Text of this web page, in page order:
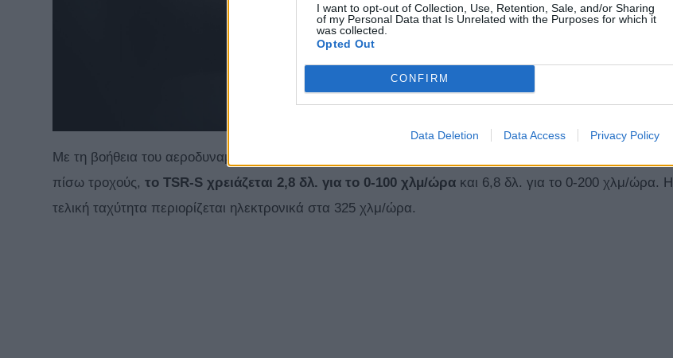
I want to opt-out of Collection, Use, Retention, Sale, and/or Sharing
of my Personal Data that Is Unrelated with the Purposes for which it
was collected.
Opted Out
CONFIRM
Data Deletion Data Access Privacy Policy
Με τη βοήθεια του αεροδυναμικού πακέτου και του αγωνιστικού κιβωτίου που στέλνει τη ροπή στους
πίσω τροχούς, το TSR-S χρειάζεται 2,8 δλ. για το 0-100 χλμ/ώρα και 6,8 δλ. για το 0-200 χλμ/ώρα. Η
τελική ταχύτητα περιορίζεται ηλεκτρονικά στα 325 χλμ/ώρα.